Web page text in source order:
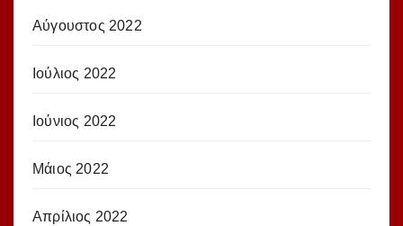
Αύγουστος 2022
Ιούλιος 2022
Ιούνιος 2022
Μάιος 2022
Απρίλιος 2022